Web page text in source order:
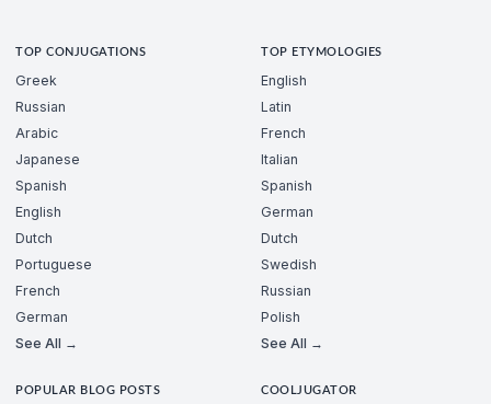
TOP CONJUGATIONS
Greek
Russian
Arabic
Japanese
Spanish
English
Dutch
Portuguese
French
German
See All →
TOP ETYMOLOGIES
English
Latin
French
Italian
Spanish
German
Dutch
Swedish
Russian
Polish
See All →
POPULAR BLOG POSTS COOLJUGATOR